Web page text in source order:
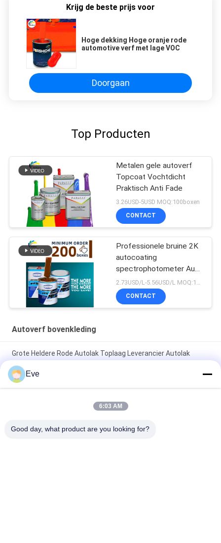
Krijg de beste prijs voor
Hoge dekking Hoge oranje rode
automotive verf met lage VOC
Doorgaan
Top Producten
Metalen gele autoverf
Topcoat Vochtdicht
Praktisch Anti Fade
3.26USD-5USD MOQ:100boxen
CONTACT
Professionele bruine 2K
autocoating
spectrophotometer Auto
Refinish Repair Fabrikant
Automotive Auto Verf
CONTACT
Autoverf bovenkleding
Grote Heldere Rode Autolak Toplaag Leverancier Autolak
Autolak Spuitverf
Niet-giftige, hittebestendige, briljant rode autolak,
bescherming Autoverfleverancier Automotive Refinish verf
Eve
6:03 AM
Good day, what product are you looking for?